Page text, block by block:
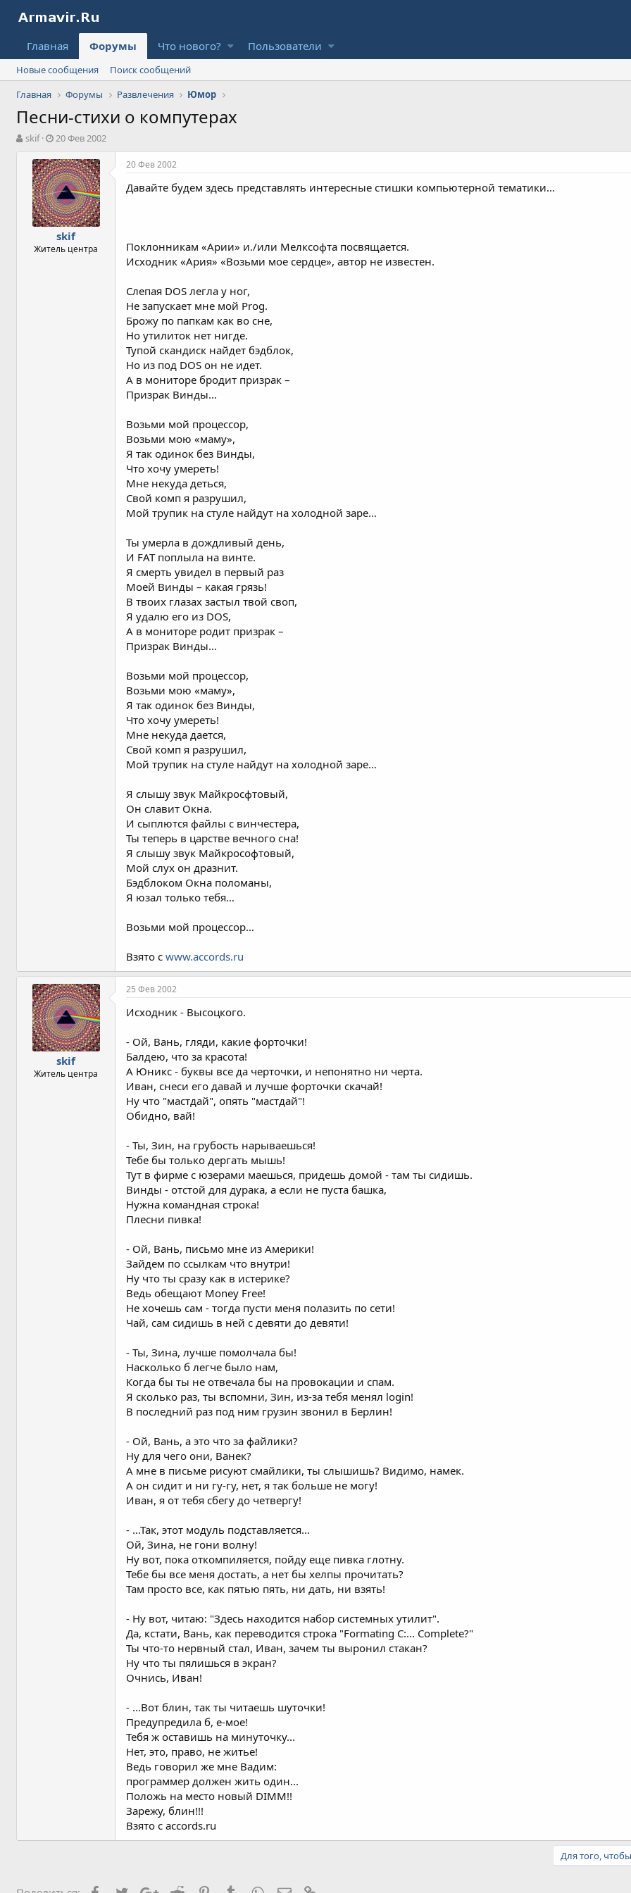
Главная Форумы Что нового? Пользователи
Новые сообщения
Поиск сообщений
Главная
Форумы Развлечения Юмор
Песни-стихи о компутерах
А
skif
Д
т
а
н
а
ч
а
л
а
20 Фев 2002
skif
Житель центра
20 Фев 2002
Давайте будем здесь представлять интересные стишки компьютерной тематики…
Поклонникам «Арии» и./или Мелксофта посвящается.
Исходник «Ария» «Возьми мое сердце», автор не известен.
Слепая DOS легла у ног,
Не запускает мне мой Prog.
Брожу по папкам как во сне,
Но утилиток нет нигде.
Тупой скандиск найдет бэдблок,
Но из под DOS он не идет.
А в мониторе бродит призрак –
Призрак Винды…
Возьми мой процессор,
Возьми мою «маму»,
Я так одинок без Винды,
Что хочу умереть!
Мне некуда деться,
Свой комп я разрушил,
Мой трупик на стуле найдут на холодной заре…
Ты умерла в дождливый день,
И FAT поплыла на винте.
Я смерть увидел в первый раз
Моей Винды – какая грязь!
В твоих глазах застыл твой своп,
Я удалю его из DOS,
А в мониторе родит призрак –
Призрак Винды…
Возьми мой процессор,
Возьми мою «маму»,
Я так одинок без Винды,
Что хочу умереть!
Мне некуда дается,
Свой комп я разрушил,
Мой трупик на стуле найдут на холодной заре…
Я слышу звук Майкросфтовый,
Он славит Окна.
И сыплются файлы с винчестера,
Ты теперь в царстве вечного сна!
Я слышу звук Майкрософтовый,
Мой слух он дразнит.
Бэдблоком Окна поломаны,
Я юзал только тебя…
Возьми мой процессор…
Взято сwww.accords.ru
skif
Житель центра
25 Фев 2002
Исходник - Высоцкого.
- Ой, Вань, гляди, какие форточки!
Балдею, что за красота!
А Юникс - буквы все да черточки, и непонятно ни черта.
Иван, снеси его давай и лучше форточки скачай!
Ну что "мастдай", опять "мастдай"!
Обидно, вай!
- Ты, Зин, на грубость нарываешься!
Тебе бы только дергать мышь!
Тут в фирме с юзерами маешься, придешь домой - там ты сидишь.
Винды - отстой для дурака, а если не пуста башка,
Нужна командная строка!
Плесни пивка!
- Ой, Вань, письмо мне из Америки!
Зайдем по ссылкам что внутри!
Ну что ты сразу как в истерике?
Ведь обещают Money Free!
Не хочешь сам - тогда пусти меня полазить по сети!
Чай, сам сидишь в ней с девяти до девяти!
- Ты, Зина, лучше помолчала бы!
Насколько б легче было нам,
Когда бы ты не отвечала бы на провокации и спам.
Я сколько раз, ты вспомни, Зин, из-за тебя менял login!
В последний раз под ним грузин звонил в Берлин!
- Ой, Вань, а это что за файлики?
Ну для чего они, Ванек?
А мне в письме рисуют смайлики, ты слышишь? Видимо, намек.
А он сидит и ни гу-гу, нет, я так больше не могу!
Иван, я от тебя сбегу до четвергу!
- ...Так, этот модуль подставляется...
Ой, Зина, не гони волну!
Ну вот, пока откомпиляется, пойду еще пивка глотну.
Тебе бы все меня достать, а нет бы хелпы прочитать?
Там просто все, как пятью пять, ни дать, ни взять!
- Ну вот, читаю: "Здесь находится набор системных утилит".
Да, кстати, Вань, как переводится строка "Formating С:... Complete?"
Ты что-то нервный стал, Иван, зачем ты выронил стакан?
Ну что ты пялишься в экран?
Очнись, Иван!
- ...Вот блин, так ты читаешь шуточки!
Предупредила б, е-мое!
Тебя ж оставишь на минуточку...
Нет, это, право, не житье!
Ведь говорил же мне Вадим:
программер должен жить один...
Положь на место новый DIMM!!
Зарежу, блин!!!
Взято с accords.ru
Для того,